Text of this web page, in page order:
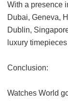
With a presence
Dubai, Geneva,
Dublin,
luxury
Conclusion:
Watches World